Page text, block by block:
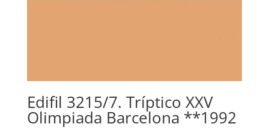
Edifil 3215/7. Tríptico XXV
Olimpiada Barcelona **1992